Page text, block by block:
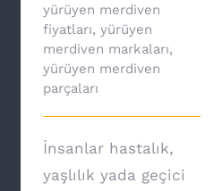
yürüyen merdiven
fiyatları, yürüyen
merdiven markaları,
yürüyen merdiven
parçaları
İnsanlar hastalık,
yaşlılık yada geçici